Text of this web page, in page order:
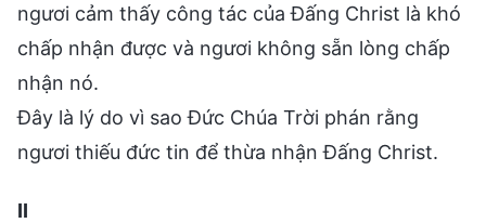
ngươi cảm thấy công tác của Đấng Christ là khó
chấp nhận được và ngươi không sẵn lòng chấp
nhận nó.
Đây là lý do vì sao Đức Chúa Trời phán rằng
ngươi thiếu đức tin để thừa nhận Đấng Christ.
II